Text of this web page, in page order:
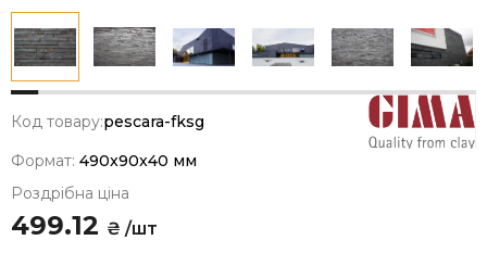
Код товару:pescara-fksg
Формат: 490x90x40 мм
Роздрібна ціна
499.12 ₴ /шт